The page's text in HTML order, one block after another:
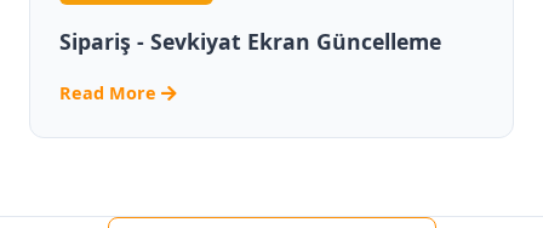
Sipariş - Sevkiyat Ekran Güncelleme
Read More